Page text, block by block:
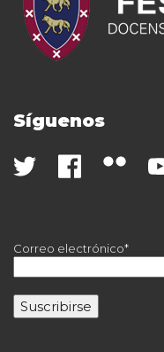
Síguenos
Correo electrónico*